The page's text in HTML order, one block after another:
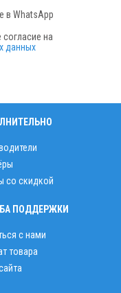
в WhatsApp
на
данных
со скидкой
ПОДДЕРЖКИ
с нами
товара